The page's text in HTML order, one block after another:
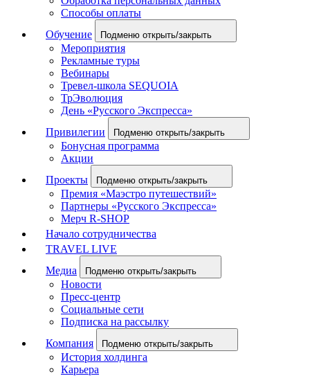
Способы оплаты
Обучение
Подменю открыть/закрыть
Мероприятия
Рекламные туры
Вебинары
Тревел-школа SEQUOIA
ТрЭволюция
День «Русского Экспресса»
Привилегии
Подменю открыть/закрыть
Бонусная программа
Акции
Проекты
Подменю открыть/закрыть
Премия «Маэстро путешествий»
Партнеры «Русского Экспресса»
Мерч R-SHOP
Начало сотрудничества
TRAVEL LIVE
Медиа
Подменю открыть/закрыть
Новости
Пресс-центр
Социальные сети
Подписка на рассылку
Компания
Подменю открыть/закрыть
История холдинга
Карьера